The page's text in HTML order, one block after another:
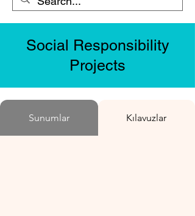
Social Responsibility
Projects
Sunumlar Kılavuzlar